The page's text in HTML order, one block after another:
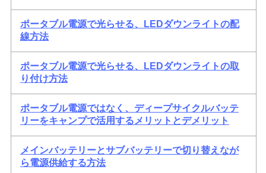
ポータブル電源で光らせる、LEDダウンライトの配
線方法
ポータブル電源で光らせる、LEDダウンライトの取
り付け方法
ポータブル電源ではなく、ディープサイクルバッテ
リーをキャンプで活用するメリットとデメリット
メインバッテリーとサブバッテリーで切り替えなが
ら電源供給する方法